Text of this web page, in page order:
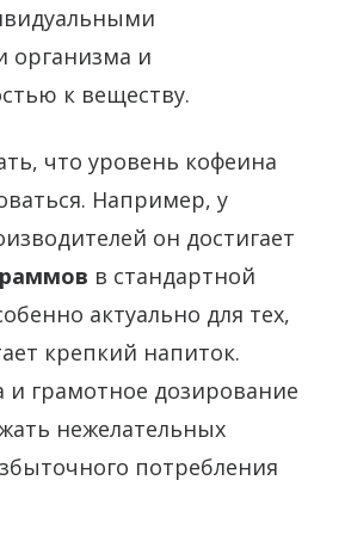
организма и
к веществу.
что уровень кофеина
Например, у
он достигает
в стандартной
актуально для тех,
крепкий напиток.
и грамотное дозирование
нежелательных
потребления